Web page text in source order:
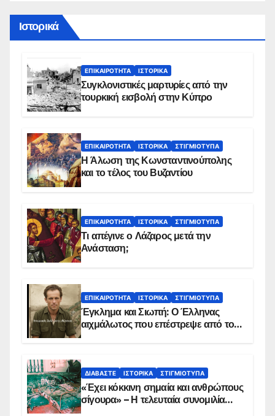
Ιστορικά
ΕΠΙΚΑΙΡΌΤΗΤΑ ΙΣΤΟΡΙΚΆ
Συγκλονιστικές μαρτυρίες από την
τουρκική εισβολή στην Κύπρο
ΕΠΙΚΑΙΡΌΤΗΤΑ ΙΣΤΟΡΙΚΆ ΣΤΙΓΜΙΌΤΥΠΑ
Η Άλωση της Κωνσταντινούπολης
και το τέλος του Βυζαντίου
ΕΠΙΚΑΙΡΌΤΗΤΑ ΙΣΤΟΡΙΚΆ ΣΤΙΓΜΙΌΤΥΠΑ
Τι απέγινε ο Λάζαρος μετά την
Ανάσταση;
ΕΠΙΚΑΙΡΌΤΗΤΑ ΙΣΤΟΡΙΚΆ ΣΤΙΓΜΙΌΤΥΠΑ
Έγκλημα και Σιωπή: Ο Έλληνας
αιχμάλωτος που επέστρεψε από το
ΔΙΑΒΆΣΤΕ ΙΣΤΟΡΙΚΆ ΣΤΙΓΜΙΌΤΥΠΑ
«Έχει κόκκινη σημαία και ανθρώπους
σίγουρα» – Η τελευταία συνομιλία